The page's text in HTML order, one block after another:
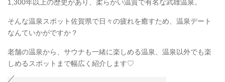
1,300年以上の歴史があり、柔らかい温質で有名な武雄温泉。
そんな温泉スポット佐賀県で日々の疲れを癒すため、温泉デート
なんていかがですか？
老舗の温泉から、サウナも一緒に楽しめる温泉、温泉以外でも楽
しめるスポットまで幅広く紹介します♡